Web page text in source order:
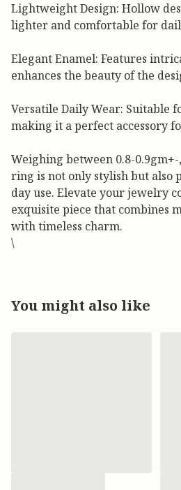
Lightweight Design: Hollow
lighter and comfortable for
Elegant Enamel: Features
enhances the beauty of the
Versatile Daily Wear: Suitable
making it a perfect accessory
Weighing between 0.8-0.9gm+-
ring is not only stylish but also
day use. Elevate your jewelry
exquisite piece that combines
with timeless charm.
\
You might also like